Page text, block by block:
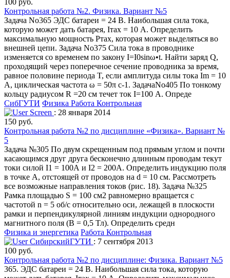
100 руб.
Контрольная работа №2. Физика. Вариант №5
Задача No365 ЭДС батареи = 24 В. Наибольшая сила тока,
которую может дать батарея, Iтах = 10 А. Определить
максимальную мощность Ртах, которая может выделяться во
внешней цепи. Задача No375 Сила тока в проводнике
изменяется со временем по закону I=I0sinω•t. Найти заряд Q,
проходящий через поперечное сечение проводника за время,
равное половине периода T, если амплитуда силы тока Im = 10
А, циклическая частота ω = 50π c-1. ЗадачаNo405 По тонкому
кольцу радиусом R =20 см течет ток I=100 А. Опреде
СибГУТИ Физика Работа Контрольная
Screen : 28 января 2014
150 руб.
Контрольная работа №2 по дисциплине «Физика». Вариант №
5
Задача №305 По двум скрещенным под прямым углом и почти
касающимся друг друга бесконечно длинным проводам текут
токи силой I1 = 100А и I2 = 200А. Определить индукцию поля
в точке А, отстоящей от проводов на d = 10 см. Рассмотреть
все возможные направления токов (рис. 18). Задача №325
Рамка площадью S = 100 см2 равномерно вращается с
частотой n = 5 об/с относительно оси, лежащей в плоскости
рамки и перпендикулярной линиям индукции однородного
магнитного поля (В = 0,5 Тл). Определить средн
Физика и энергетика Работа Контрольная
СибирскийГУТИ : 7 сентября 2013
100 руб.
Контрольная работа №2 по дисциплине: Физика. Вариант №5
365. ЭДС батареи = 24 В. Наибольшая сила тока, которую